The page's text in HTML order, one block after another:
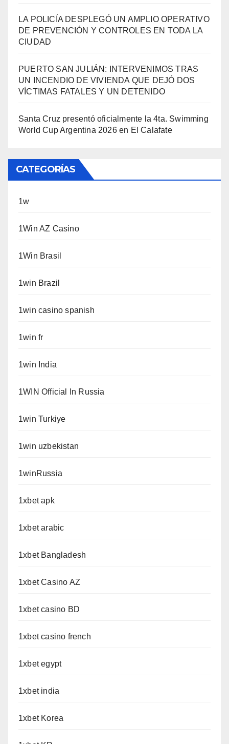
LA POLICÍA DESPLEGÓ UN AMPLIO OPERATIVO
DE PREVENCIÓN Y CONTROLES EN TODA LA
CIUDAD
PUERTO SAN JULIÁN: INTERVENIMOS TRAS
UN INCENDIO DE VIVIENDA QUE DEJÓ DOS
VÍCTIMAS FATALES Y UN DETENIDO
Santa Cruz presentó oficialmente la 4ta. Swimming
World Cup Argentina 2026 en El Calafate
CATEGORÍAS
1w
1Win AZ Casino
1Win Brasil
1win Brazil
1win casino spanish
1win fr
1win India
1WIN Official In Russia
1win Turkiye
1win uzbekistan
1winRussia
1xbet apk
1xbet arabic
1xbet Bangladesh
1xbet Casino AZ
1xbet casino BD
1xbet casino french
1xbet egypt
1xbet india
1xbet Korea